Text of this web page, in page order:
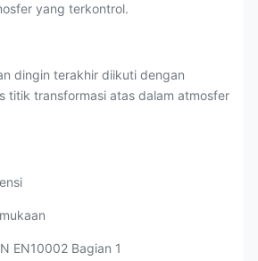
yang terkontrol.
dingin terakhir diikuti dengan
titik transformasi atas dalam atmosfer
EN10002 Bagian 1